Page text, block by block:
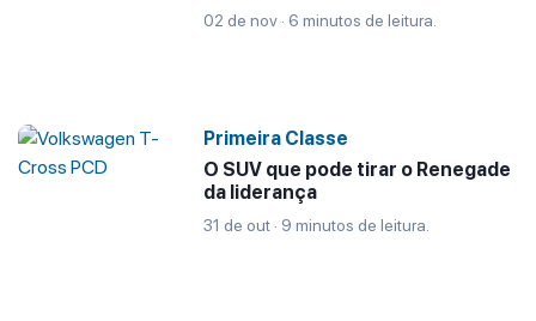
02 de nov · 6 minutos de leitura.
Primeira Classe
O SUV que pode tirar o Renegade
da liderança
31 de out · 9 minutos de leitura.